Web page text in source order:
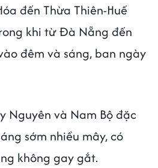
đến Thừa Thiên-Huế
khi từ Đà Nẵng đến
đêm và sáng, ban ngày
Nguyên và Nam Bộ đặc
sớm nhiều mây, có
không gay gắt.